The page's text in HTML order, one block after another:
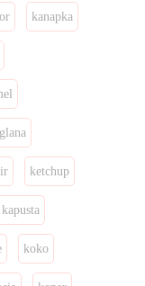
kanapka
ketchup
koko